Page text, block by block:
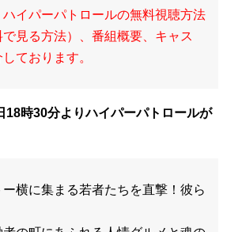
イパーパトロールの無料視聴方法
で見る方法）、番組概要、キャス
ております。
18時30分よりハイパーパトロールが
横に集まる若者たちを直撃！彼ら